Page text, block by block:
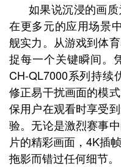
如果说沉浸的画
在更多元的应用场景
舰实力。从游戏到体
捉每一个关键瞬间。
CH-QL7000系列持续
修正易干扰画面的模
保用户在观看时享受
验。无论是激烈赛事
片的精彩画面，4K插
拖影而错过任何细节。